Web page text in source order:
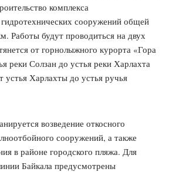
комплекса
сооружений общей
Работы будут проводиться на двух
от горнолыжного курорта «Гора
реки Солзан до устья реки Харлахта
Харлахты до устья ручья
возведение откосного
сооружений, а также
в районе городского пляжа. Для
Байкала предусмотрены